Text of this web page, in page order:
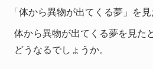
「体から異物が出てくる夢」を
体から異物が出てくる夢を見た
どうなるでしょうか。